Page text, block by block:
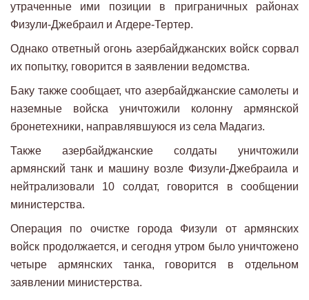
утраченные ими позиции в приграничных районах
Физули-Джебраил и Агдере-Тертер.
Однако ответный огонь азербайджанских войск сорвал
их попытку, говорится в заявлении ведомства.
Баку также сообщает, что азербайджанские самолеты и
наземные войска уничтожили колонну армянской
бронетехники, направлявшуюся из села Мадагиз.
Также азербайджанские солдаты уничтожили
армянский танк и машину возле Физули-Джебраила и
нейтрализовали 10 солдат, говорится в сообщении
министерства.
Операция по очистке города Физули от армянских
войск продолжается, и сегодня утром было уничтожено
четыре армянских танка, говорится в отдельном
заявлении министерства.